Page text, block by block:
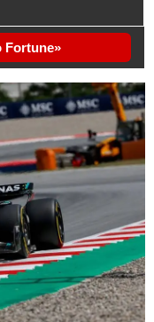
Fortune